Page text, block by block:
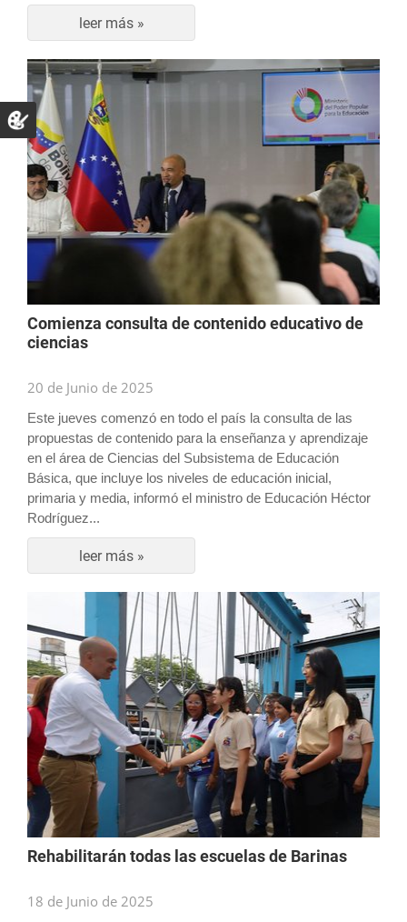
leer más »
Comienza consulta de contenido educativo de
ciencias
20 de Junio de 2025
Este jueves comenzó en todo el país la consulta de las
propuestas de contenido para la enseñanza y aprendizaje
en el área de Ciencias del Subsistema de Educación
Básica, que incluye los niveles de educación inicial,
primaria y media, informó el ministro de Educación Héctor
Rodríguez...
leer más »
Rehabilitarán todas las escuelas de Barinas
18 de Junio de 2025